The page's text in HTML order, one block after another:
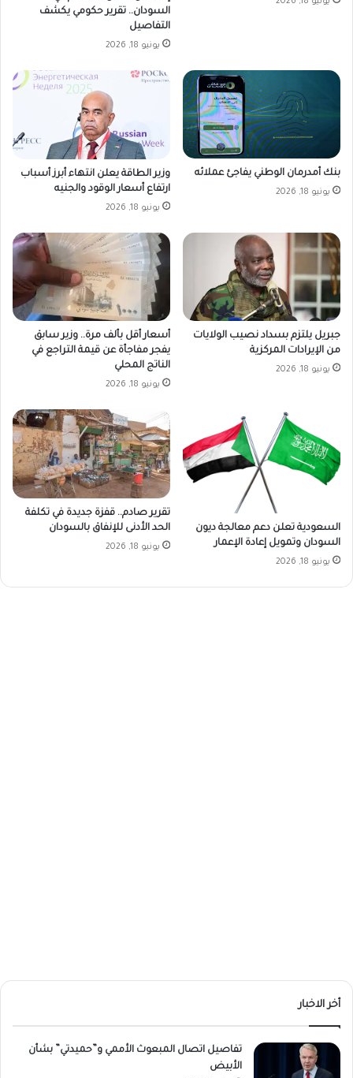
السودان.. تقرير حكومي يكشف
التفاصيل
يونيو 18, 2026
بنك أمدرمان الوطني يفاجئ عملائه
يونيو 18, 2026
وزير الطاقة يعلن انتهاء أبرز أسباب
ارتفاع أسعار الوقود والجنيه
يونيو 18, 2026
جبريل يلتزم بسداد نصيب الولايات
من الإيرادات المركزية
يونيو 18, 2026
أسعار أقل بألف مرة.. وزير سابق
يفجر مفاجأة عن قيمة التراجع في
الناتج المحلي
يونيو 18, 2026
السعودية تعلن دعم معالجة ديون
السودان وتمويل إعادة الإعمار
يونيو 18, 2026
تقرير صادم.. قفزة جديدة في تكلفة
الحد الأدنى للإنفاق بالسودان
يونيو 18, 2026
أخر الاخبار
تفاصيل اتصال المبعوث الأممي و”حميدتي” بشأن
الأبيض